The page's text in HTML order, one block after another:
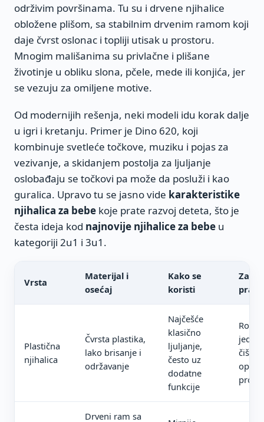
održivim površinama. Tu su i drvene njihalice
obložene plišom, sa stabilnim drvenim ramom koji
daje čvrst oslonac i topliji utisak u prostoru.
Mnogim mališanima su privlačne i plišane
životinje u obliku slona, pčele, mede ili konjića, jer
se vezuju za omiljene motive.
Od modernijih rešenja, neki modeli idu korak dalje
u igri i kretanju. Primer je Dino 620, koji
kombinuje svetleće točkove, muziku i pojas za
vezivanje, a skidanjem postolja za ljuljanje
oslobađaju se točkovi pa može da posluži i kao
guralica. Upravo tu se jasno vide karakteristike
njihalica za bebe koje prate razvoj deteta, što je
česta ideja kod najnovije njihalice za bebe u
kategoriji 2u1 i 3u1.
Vrsta
Materijal i
osećaj
Kako se
koristi
Za
Plastična
njihalica
Čvrsta plastika,
lako brisanje i
održavanje
Najčešće
klasično
ljuljanje,
često uz
dodatne
funkcije
Drveni ram sa